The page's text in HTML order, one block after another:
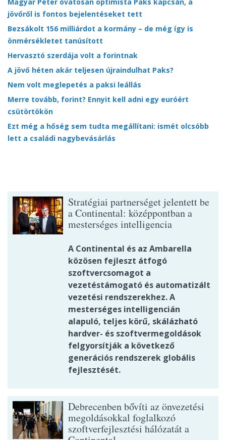
jövőről is fontos bejelentéseket tett
Bezsákolt 156 milliárdot a kormány – de még így is
önmérsékletet tanúsított
Hervasztó szerdája volt a forintnak
A jövő héten akár teljesen újraindulhat Paks?
Nem volt meglepetés a paksi leállás
Merre tovább, forint? Ennyit kell adni egy euróért
csütörtökön
Ezt még a hőség sem tudta megállítani: ismét olcsóbb
lett a családi nagybevásárlás
Stratégiai partnerséget jelentett be
a Continental: középpontban a
mesterséges intelligencia
A Continental és az Ambarella
közösen fejleszt átfogó
szoftvercsomagot a
vezetéstámogató és automatizált
vezetési rendszerekhez. A
mesterséges intelligencián
alapuló, teljes körű, skálázható
hardver- és szoftvermegoldások
felgyorsítják a következő
generációs rendszerek globális
fejlesztését.
Debrecenben bővíti az önvezetési
megoldásokkal foglalkozó
szoftverfejlesztési hálózatát a